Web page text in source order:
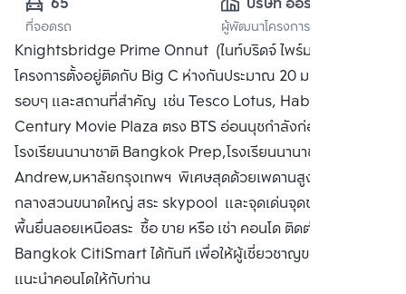
ที่จอดรถ
พร็อพเพอร์ตี้ จำกัด
(มหาชน)
ผู้พัฒนาโครงการ
Knightsbridge Prime Onnut (ไนท์บริดจ์ ไพร์ม อ่อนนุช) ตัว
โครงการตั้งอยู่ติดกับ Big C ห่างกันประมาณ 20 ม. มีร้านอาหาร
รอบๆ และสถานที่สำคัญ เช่น Tesco Lotus, Habito Mall และ
Century Movie Plaza ตรง BTS อ่อนนุชกำลังก่อสร้าง
โรงเรียนนานาชาติ Bangkok Prep,โรงเรียนนานาชาติ Saint
Andrew,มหาลัยกรุงเทพฯ พิเศษสุดด้วยเพดานสูง 3 เมตร ส่วน
กลางสวนขนาดใหญ่ สระ skypool และจุดเด่นจุดขายที่สุด คือ
พื้นยื่นลอยเหนือสระ ซื้อ ขาย หรือ เช่า คอนโด ติดต่อหาเรา
Bangkok CitiSmart ได้ทันที เพื่อให้ผู้เชี่ยวชาญของเราได้
แนะนำคอนโดให้กับท่าน